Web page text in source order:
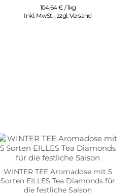
104,64 € / 1kg
Inkl. MwSt. ,zzgl.Versand
WINTER TEE Aromadose mit 5
Sorten EILLES Tea Diamonds für
die festliche Saison